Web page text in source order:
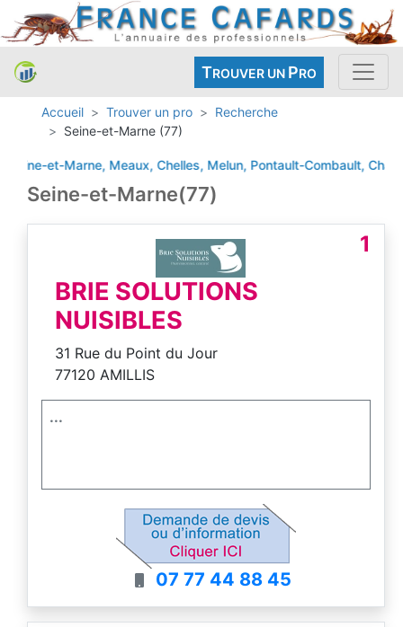
TROUVER UN PRO
Accueil Trouver un pro
Recherche
Seine-et-Marne (77)
et-Marne, Meaux, Chelles, Melun, Pontault-Combault, Champs-
Seine-et-Marne(77)
1
BRIE SOLUTIONS
NUISIBLES
31 Rue du Point du Jour
77120 AMILLIS
...
07 77 44 88 45